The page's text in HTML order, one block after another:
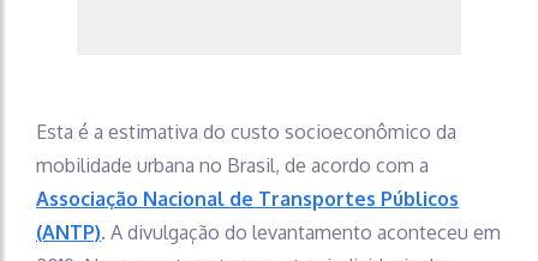
Esta é a estimativa do custo socioeconômico da
mobilidade urbana no Brasil, de acordo com a
Associação Nacional de Transportes Públicos
(ANTP). A divulgação do levantamento aconteceu em